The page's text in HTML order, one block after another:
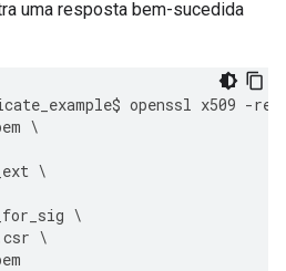
uma resposta bem-sucedida
$ openssl x509 -req
\
\
\
csr \